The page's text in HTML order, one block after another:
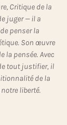
Critique de la
juger — il a
penser la
Son œuvre
la pensée. Avec
tout justifier, il
de la
liberté.